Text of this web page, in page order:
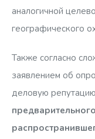
аналогичной
географического
Также согласно
заявлением об
деловую